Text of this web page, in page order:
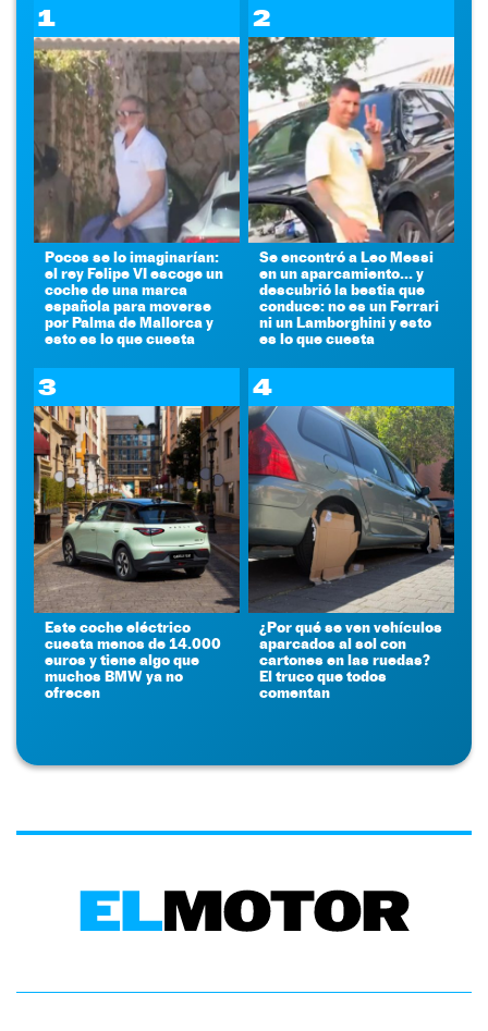
1
Pocos se lo imaginarían:
el rey Felipe VI escoge un
coche de una marca
española para moverse
por Palma de Mallorca y
esto es lo que cuesta
2
Se encontró a Leo Messi
en un aparcamiento... y
descubrió la bestia que
conduce: no es un Ferrari
ni un Lamborghini y esto
es lo que cuesta
3
Este coche eléctrico
cuesta menos de 14.000
euros y tiene algo que
muchos BMW ya no
ofrecen
4
¿Por qué se ven vehículos
aparcados al sol con
cartones en las ruedas?
El truco que todos
comentan